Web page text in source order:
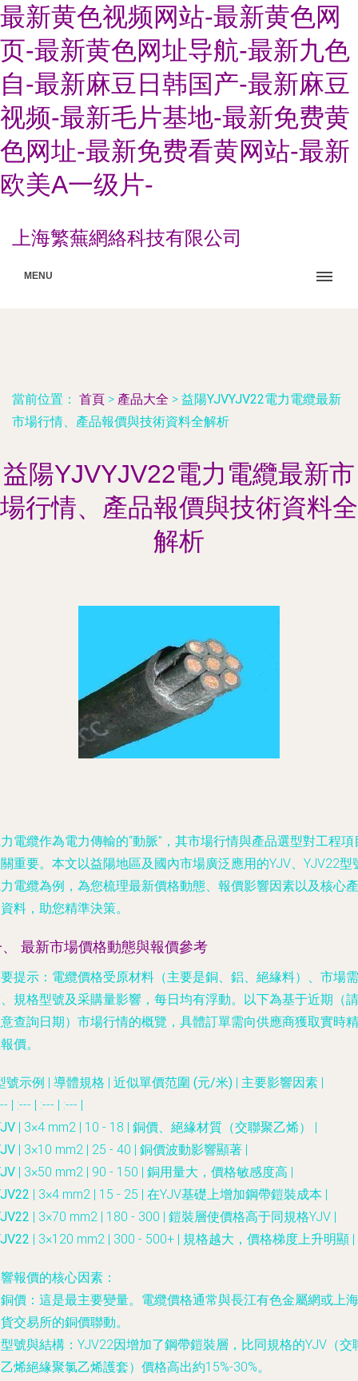
最新黄色视频网站-最新黄色网
页-最新黄色网址导航-最新九色
自-最新麻豆日韩国产-最新麻豆
视频-最新毛片基地-最新免费黄
色网址-最新免费看黄网站-最新
欧美A一级片-
上海繁蕪網絡科技有限公司
MENU
當前位置： 首頁 > 產品大全 > 益陽YJVYJV22電力電纜最新
市場行情、產品報價與技術資料全解析
益陽YJVYJV22電力電纜最新市
場行情、產品報價與技術資料全
解析
電纜作為電力傳輸的“動脈”，其市場行情與產品選型對工程項
重要。本文以益陽地區及國內市場廣泛應用的YJV、YJV22型
電纜為例，為您梳理最新價格動態、報價影響因素以及核心產
料，助您精準決策。
最新市場價格動態與報價參考
提示 ：電纜價格受原材料（主要是銅、鋁、絕緣料）、市場需
規格型號及采購量影響，每日均有浮動。以下為基于近期（請
查詢日期）市場行情的概覽，具體訂單需向供應商獲取實時精
價。
號示例 | 導體規格 | 近似單價范圍 (元/米) | 主要影響因素 |
| :--- | :--- | :--- |
| 3×4 mm2 | 10 - 18 | 銅價、絕緣材質（交聯聚乙烯） |
| 3×10 mm2 | 25 - 40 | 銅價波動影響顯著 |
| 3×50 mm2 | 90 - 150 | 銅用量大，價格敏感度高 |
| 3×4 mm2 | 15 - 25 | 在YJV基礎上增加鋼帶鎧裝成本 |
| 3×70 mm2 | 180 - 300 | 鎧裝層使價格高于同規格YJV |
| 3×120 mm2 | 300 - 500+ | 規格越大，價格梯度上升明顯 |
報價的核心因素 ：
銅價 ：這是最主要變量。電纜價格通常與長江有色金屬網或上海
交易所的銅價聯動。
型號與結構 ：YJV22因增加了鋼帶鎧裝層，比同規格的YJV（交
烯絕緣聚氯乙烯護套）價格高出約15%-30%。